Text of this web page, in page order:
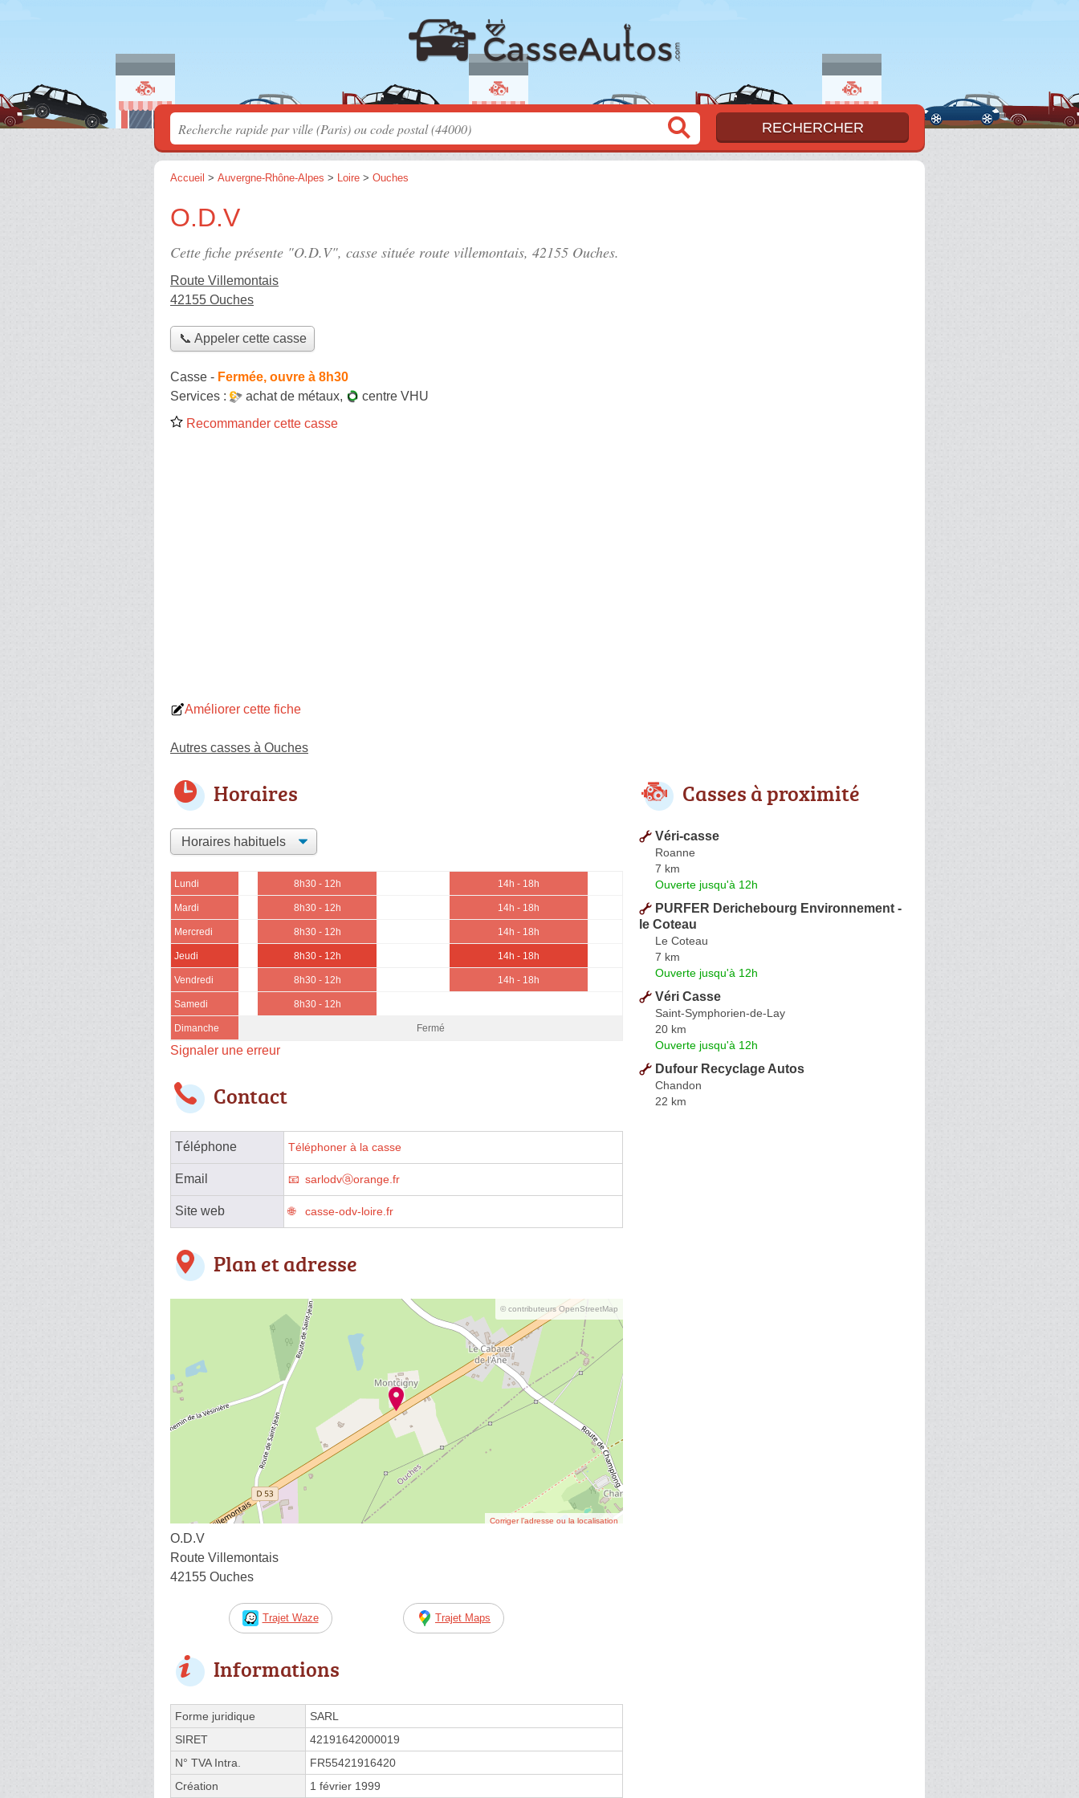
Accueil > Auvergne-Rhône-Alpes > Loire > Ouches
O.D.V
Cette fiche présente "O.D.V", casse située route villemontais, 42155 Ouches.
Route Villemontais
42155 Ouches
📞 Appeler cette casse
Casse - Fermée, ouvre à 8h30
Services :
achat de métaux,
centre VHU
Recommander cette casse
Améliorer cette fiche
Autres casses à Ouches
Horaires
Lundi 8h30 - 12h 14h - 18h
Mardi 8h30 - 12h 14h - 18h
Mercredi 8h30 - 12h 14h - 18h
Jeudi 8h30 - 12h 14h - 18h
Vendredi 8h30 - 12h 14h - 18h
Samedi 8h30 - 12h
Dimanche Fermé
Signaler une erreur
Contact
Téléphone Téléphoner à la casse
Email sarlodvⓐorange.fr
Site web casse-odv-loire.fr
Plan et adresse
© contributeurs OpenStreetMap
Corriger l’adresse ou la localisation
O.D.V
Route Villemontais
42155 Ouches
Trajet Waze Trajet Maps
Informations
Forme juridique
SARL
SIRET
42191642000019
N° TVA Intra.
FR55421916420
Création
1 février 1999
Casses à proximité
Véri-casse
Roanne
7 km
Ouverte jusqu'à 12h
PURFER Derichebourg Environnement -
le Coteau
Le Coteau
7 km
Ouverte jusqu'à 12h
Véri Casse
Saint-Symphorien-de-Lay
20 km
Ouverte jusqu'à 12h
Dufour Recyclage Autos
Chandon
22 km